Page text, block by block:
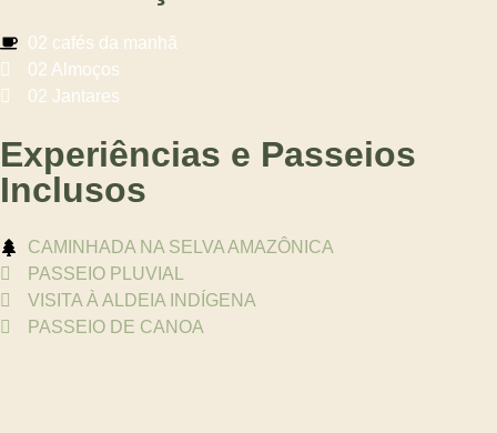
02 cafés da manhã
02 Almoços
02 Jantares
Experiências e Passeios
Inclusos
CAMINHADA NA SELVA AMAZÔNICA
PASSEIO PLUVIAL
VISITA À ALDEIA INDÍGENA
PASSEIO DE CANOA